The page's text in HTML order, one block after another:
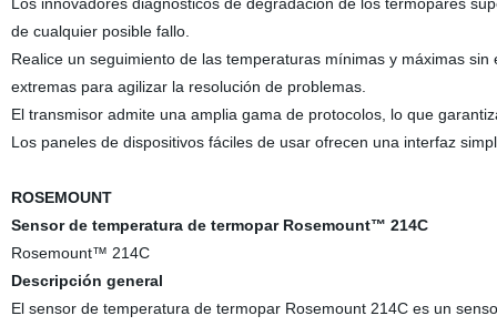
de cualquier posible fallo.
Realice un seguimiento de las temperaturas mínimas y máximas
extremas para agilizar la resolución de problemas.
El transmisor admite una amplia gama de protocolos, lo que
Los paneles de dispositivos fáciles de usar ofrecen una interfaz
ROSEMOUNT
Sensor de temperatura de termopar Rosemount™ 214C
Rosemount™ 214C
Descripción general
El sensor de temperatura de termopar Rosemount 214C es un